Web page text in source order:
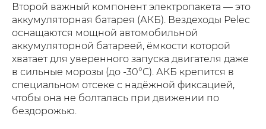
Второй важный компонент электропакета — это
аккумуляторная батарея (АКБ). Вездеходы Pelec
оснащаются мощной автомобильной
аккумуляторной батареей, ёмкости которой
хватает для уверенного запуска двигателя даже
в сильные морозы (до -30°C). АКБ крепится в
специальном отсеке с надёжной фиксацией,
чтобы она не болталась при движении по
бездорожью.